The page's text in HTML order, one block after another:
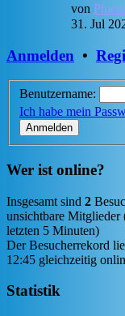
von
31. Jul
Anmelden •
Benutzername:
Ich habe mein
Wer ist online?
Insgesamt sind 2
unsichtbare Mitglieder
letzten 5 Minuten)
Der Besucherrekord
12:45 gleichzeitig
Statistik